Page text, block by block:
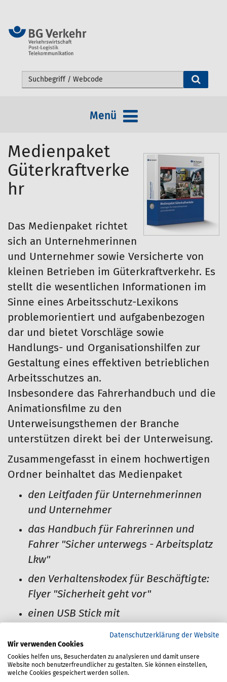
Webseite durchsuchen
Menü
Medienpaket
Güterkraftverke
hr
Das Medienpaket richtet
sich an Unternehmerinnen
und Unternehmer sowie Versicherte von
kleinen Betrieben im Güterkraftverkehr. Es
stellt die wesentlichen Informationen im
Sinne eines Arbeitsschutz-Lexikons
problemorientiert und aufgabenbezogen
dar und bietet Vorschläge sowie
Handlungs- und Organisationshilfen zur
Gestaltung eines effektiven betrieblichen
Arbeitsschutzes an.
Insbesondere das Fahrerhandbuch und die
Animationsfilme zu den
Unterweisungsthemen der Branche
unterstützen direkt bei der Unterweisung.
Zusammengefasst in einem hochwertigen
Ordner beinhaltet das Medienpaket
den Leitfaden für Unternehmerinnen
und Unternehmer
das Handbuch für Fahrerinnen und
Fahrer "Sicher unterwegs - Arbeitsplatz
Lkw"
den Verhaltenskodex für Beschäftigte:
Flyer "Sicherheit geht vor"
einen USB Stick mit
Animationsfilmen zu den
Unterweisungsthemen und
editierbaren Arbeitshilfen.
Datenschutzerklärung der Website
Wir verwenden Cookies
Cookies helfen uns, Besucherdaten zu analysieren und damit unsere
Website noch benutzerfreundlicher zu gestalten. Sie können einstellen,
welche Cookies gespeichert werden sollen.